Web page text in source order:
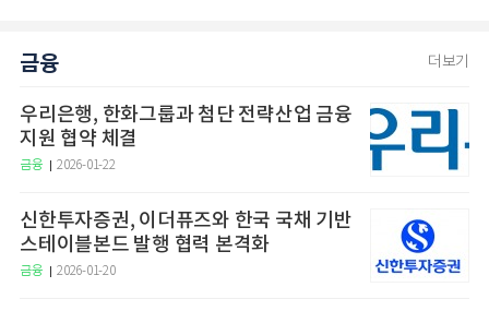
금융 더보기
우리은행, 한화그룹과 첨단 전략산업 금융
지원 협약 체결
금융 2026-01-22
신한투자증권, 이더퓨즈와 한국 국채 기반
스테이블본드 발행 협력 본격화
금융 2026-01-20